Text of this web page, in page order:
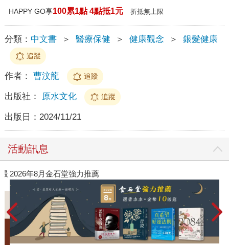
HAPPY GO享100累1點 4點抵1元 折抵無上限
分類： 中文書 ＞ 醫療保健 ＞ 健康觀念 ＞ 銀髮健康
追蹤
作者： 曹汶龍 追蹤
出版社： 原水文化 追蹤
出版日： 2024/11/21
活動訊息
閱讀漫遊錄-2026上半年暢銷榜